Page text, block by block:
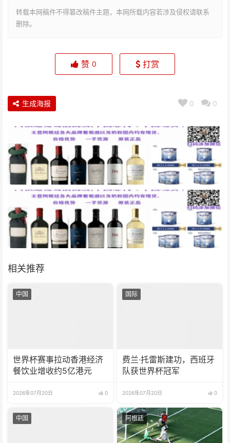
转载本网稿件不得篡改稿件主题，本网所载内容若涉及侵权请联系
删除。
赞 0 打赏
0 0
生成海报
相关推荐
中国
世界杯赛事拉动香港经济
餐饮业增收约5亿港元
2026年07月20日 0
国际
费兰·托雷斯建功，西班牙
队获世界杯冠军
2026年07月20日 0
中国 阿根廷